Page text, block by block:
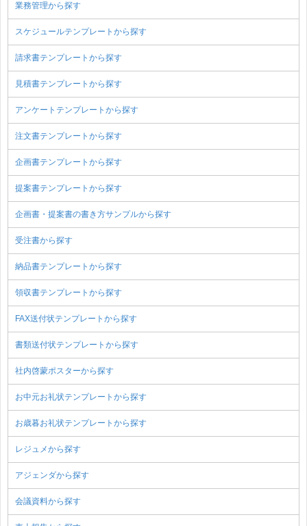
業務管理から探す
スケジュールテンプレートから探す
請求書テンプレートから探す
見積書テンプレートから探す
アンケートテンプレートから探す
注文書テンプレートから探す
企画書テンプレートから探す
提案書テンプレートから探す
企画書・提案書の書き方サンプルから探す
受注書から探す
納品書テンプレートから探す
領収書テンプレートから探す
FAX送付状テンプレートから探す
書類送付状テンプレートから探す
社内啓蒙ポスターから探す
お中元お礼状テンプレートから探す
お歳暮お礼状テンプレートから探す
レジュメから探す
アジェンダから探す
会議資料から探す